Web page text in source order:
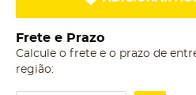
Frete e Prazo
Calcule o frete e o prazo de
região: